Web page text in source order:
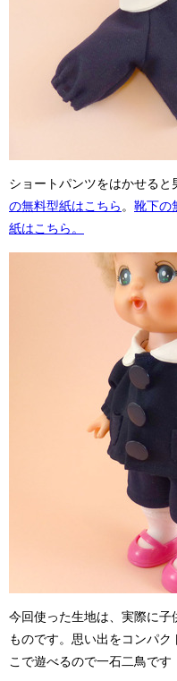
ショートパンツをはかせると
の無料型紙はこちら 。 靴下の
紙はこちら。
今回使った生地は、実際に
ものです。思い出をコンパ
こで遊べるので一石二鳥です